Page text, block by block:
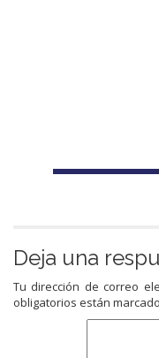
Deja una
Tu dirección de correo
obligatorios están